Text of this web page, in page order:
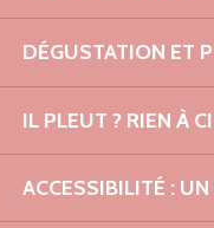
DÉGUSTATION ET
IL PLEUT ? RIEN À
ACCESSIBILITÉ :